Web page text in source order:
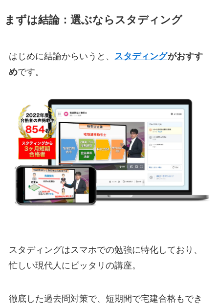
まずは結論：選ぶならスタディング
はじめに結論からいうと、 スタディングがおすす
めです。
スタディングはスマホでの勉強に特化しており、
忙しい現代人にピッタリの講座。
徹底した過去問対策で、短期間で宅建合格もでき